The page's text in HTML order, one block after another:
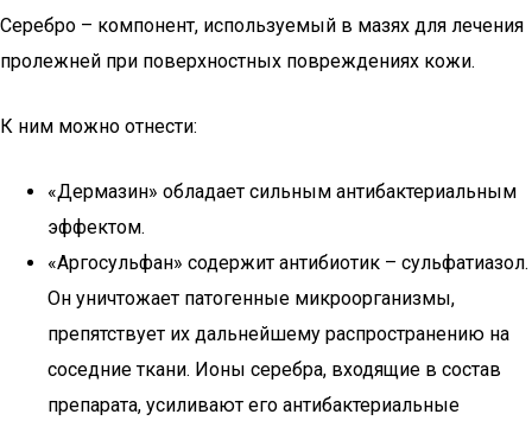
Серебро – компонент, используемый в мазях для лечения
пролежней при поверхностных повреждениях кожи.
К ним можно отнести:
«Дермазин» обладает сильным антибактериальным
эффектом.
«Аргосульфан» содержит антибиотик – сульфатиазол.
Он уничтожает патогенные микроорганизмы,
препятствует их дальнейшему распространению на
соседние ткани. Ионы серебра, входящие в состав
препарата, усиливают его антибактериальные